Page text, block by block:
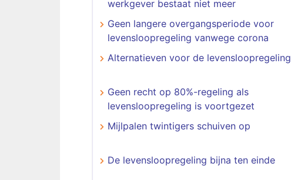
werkgever bestaat niet meer
Geen langere overgangsperiode voor
levensloopregeling vanwege corona
Alternatieven voor de levensloopregeling
Geen recht op 80%-regeling als
levensloopregeling is voortgezet
Mijlpalen twintigers schuiven op
De levensloopregeling bijna ten einde